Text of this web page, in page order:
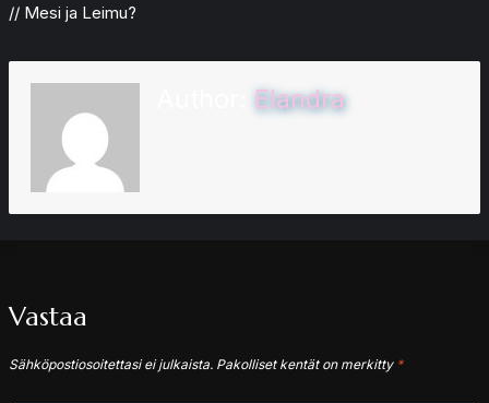
// Mesi ja Leimu?
Elandra
Vastaa
Sähköpostiosoitettasi ei julkaista. Pakolliset kentät on merkitty *